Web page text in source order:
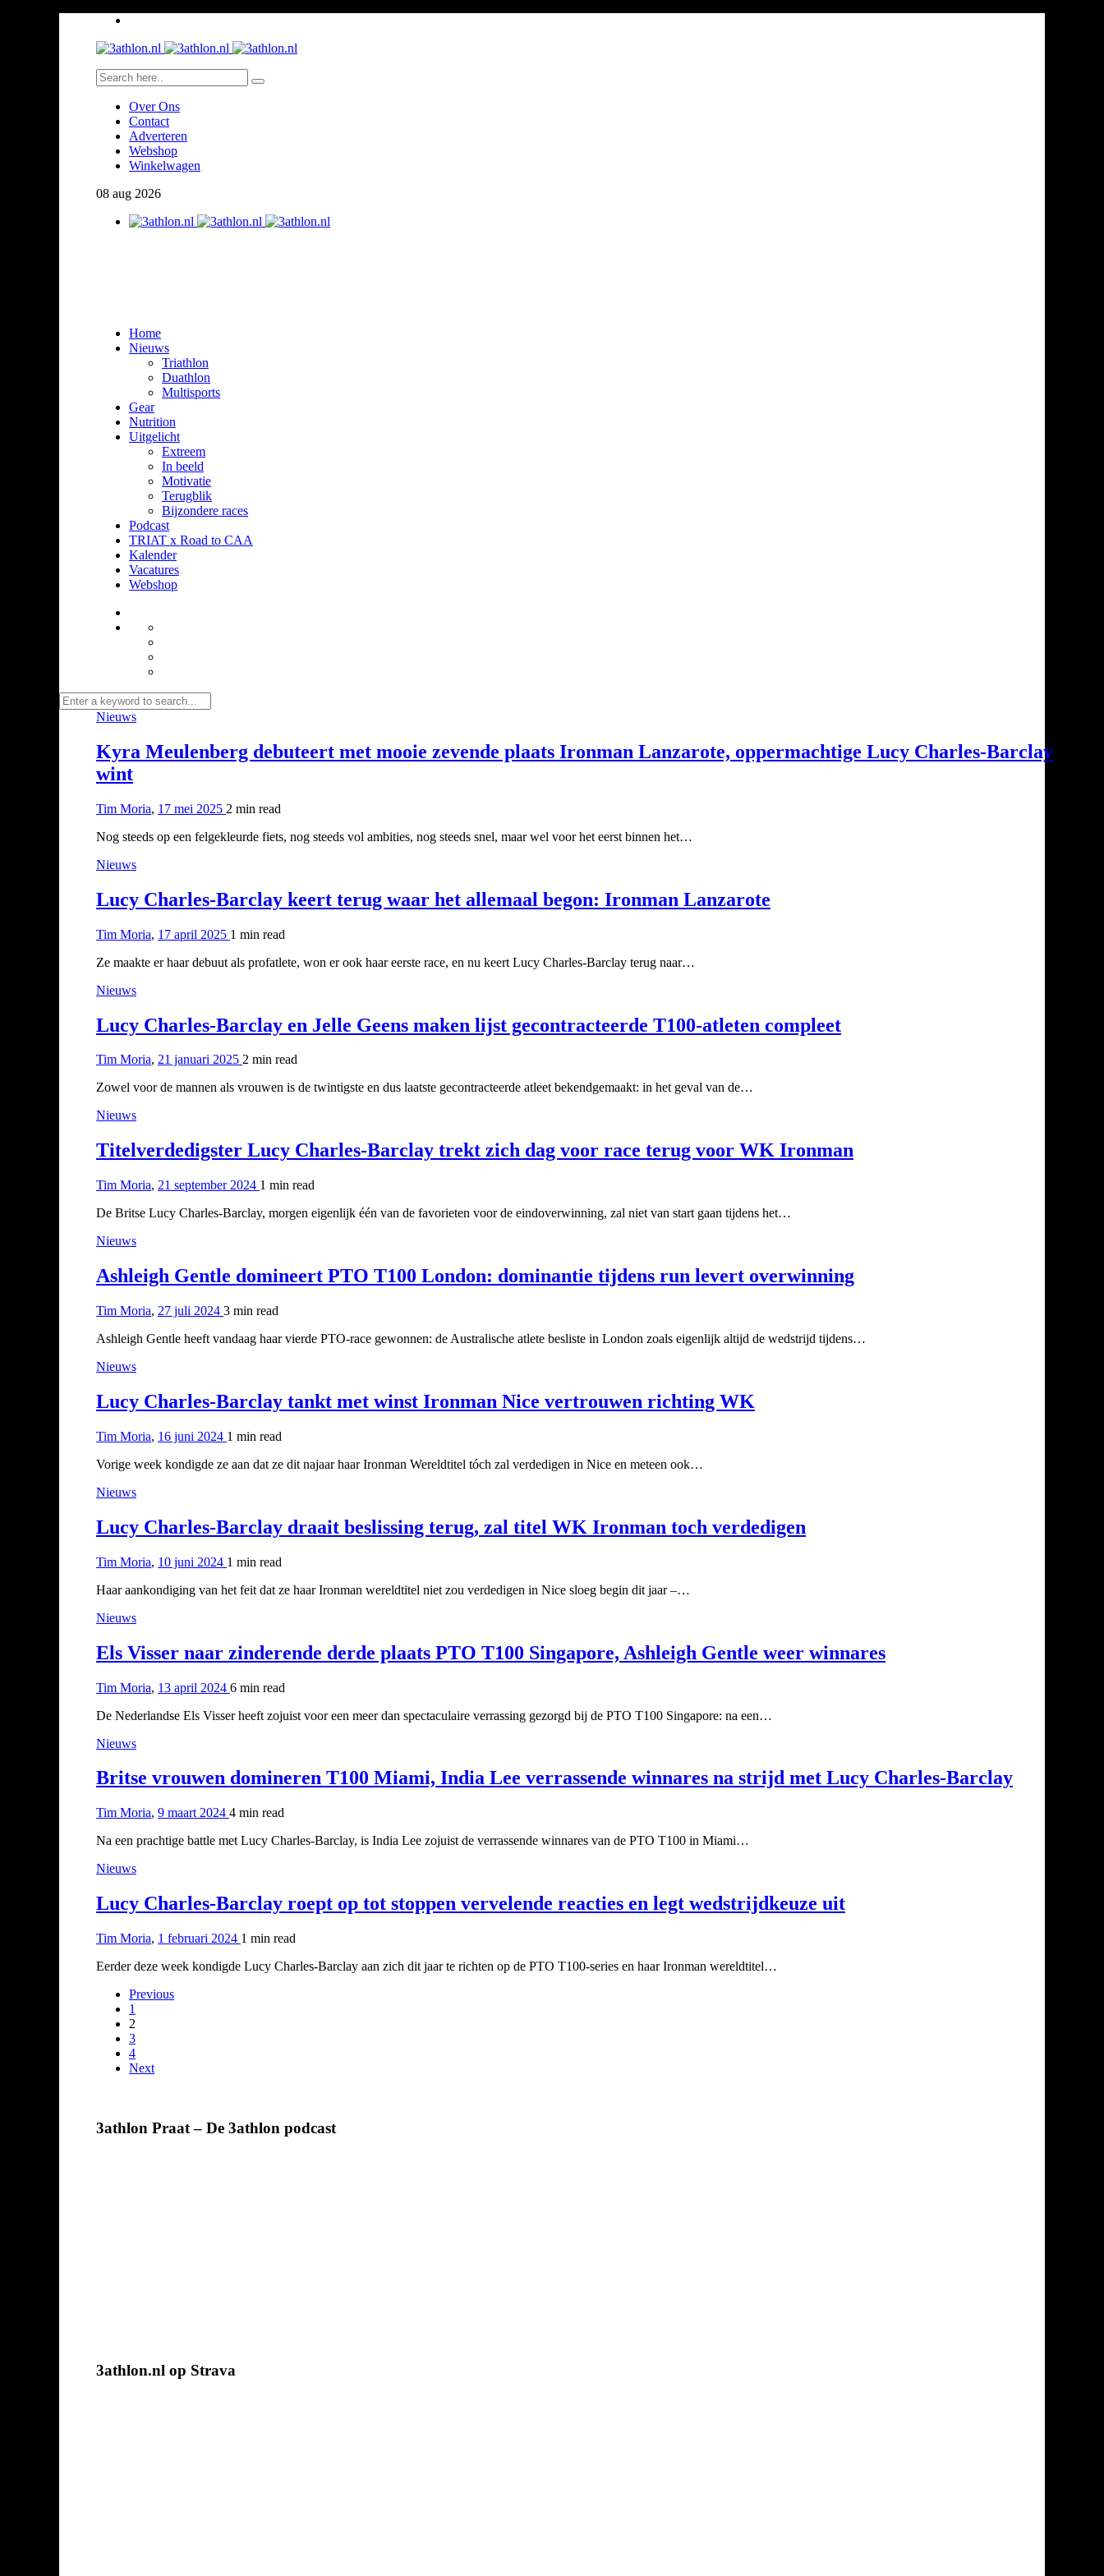
Over Ons
Contact
Adverteren
Webshop
Winkelwagen
08 aug 2026
Home
Nieuws
Triathlon
Duathlon
Multisports
Gear
Nutrition
Uitgelicht
Extreem
In beeld
Motivatie
Terugblik
Bijzondere races
Podcast
TRIAT x Road to CAA
Kalender
Vacatures
Webshop
Nieuws
Kyra Meulenberg debuteert met mooie zevende plaats Ironman Lanzarote, oppermachtige Lucy Charles-Barclay
wint
Tim Moria, 17 mei 2025 2 min read
Nog steeds op een felgekleurde fiets, nog steeds vol ambities, nog steeds snel, maar wel voor het eerst binnen het…
Nieuws
Lucy Charles-Barclay keert terug waar het allemaal begon: Ironman Lanzarote
Tim Moria, 17 april 2025 1 min read
Ze maakte er haar debuut als profatlete, won er ook haar eerste race, en nu keert Lucy Charles-Barclay terug naar…
Nieuws
Lucy Charles-Barclay en Jelle Geens maken lijst gecontracteerde T100-atleten compleet
Tim Moria, 21 januari 2025 2 min read
Zowel voor de mannen als vrouwen is de twintigste en dus laatste gecontracteerde atleet bekendgemaakt: in het geval van de…
Nieuws
Titelverdedigster Lucy Charles-Barclay trekt zich dag voor race terug voor WK Ironman
Tim Moria, 21 september 2024 1 min read
De Britse Lucy Charles-Barclay, morgen eigenlijk één van de favorieten voor de eindoverwinning, zal niet van start gaan tijdens het…
Nieuws
Ashleigh Gentle domineert PTO T100 London: dominantie tijdens run levert overwinning
Tim Moria, 27 juli 2024 3 min read
Ashleigh Gentle heeft vandaag haar vierde PTO-race gewonnen: de Australische atlete besliste in London zoals eigenlijk altijd de wedstrijd tijdens…
Nieuws
Lucy Charles-Barclay tankt met winst Ironman Nice vertrouwen richting WK
Tim Moria, 16 juni 2024 1 min read
Vorige week kondigde ze aan dat ze dit najaar haar Ironman Wereldtitel tóch zal verdedigen in Nice en meteen ook…
Nieuws
Lucy Charles-Barclay draait beslissing terug, zal titel WK Ironman toch verdedigen
Tim Moria, 10 juni 2024 1 min read
Haar aankondiging van het feit dat ze haar Ironman wereldtitel niet zou verdedigen in Nice sloeg begin dit jaar –…
Nieuws
Els Visser naar zinderende derde plaats PTO T100 Singapore, Ashleigh Gentle weer winnares
Tim Moria, 13 april 2024 6 min read
De Nederlandse Els Visser heeft zojuist voor een meer dan spectaculaire verrassing gezorgd bij de PTO T100 Singapore: na een…
Nieuws
Britse vrouwen domineren T100 Miami, India Lee verrassende winnares na strijd met Lucy Charles-Barclay
Tim Moria, 9 maart 2024 4 min read
Na een prachtige battle met Lucy Charles-Barclay, is India Lee zojuist de verrassende winnares van de PTO T100 in Miami…
Nieuws
Lucy Charles-Barclay roept op tot stoppen vervelende reacties en legt wedstrijdkeuze uit
Tim Moria, 1 februari 2024 1 min read
Eerder deze week kondigde Lucy Charles-Barclay aan zich dit jaar te richten op de PTO T100-series en haar Ironman wereldtitel…
Previous
1
2
3
4
Next
3athlon Praat – De 3athlon podcast
3athlon.nl op Strava